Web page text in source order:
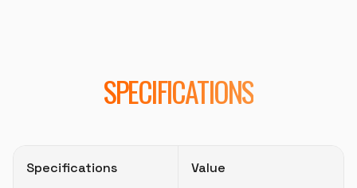
SPECIFICATIONS
Specifications Value